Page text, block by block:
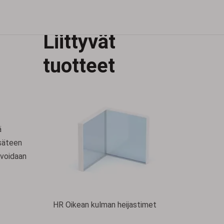
Liittyvät
tuotteet
Hopeapäällysteiset peilit
HR Oikean kulman heijastimet